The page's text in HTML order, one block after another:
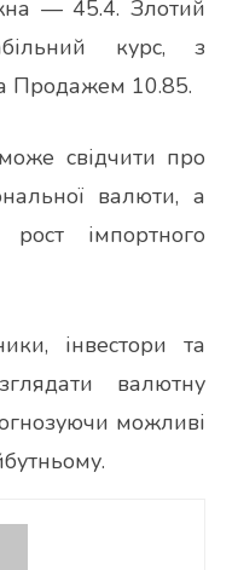
— 45.4. Злотий
курс, з
Продажем 10.85.
свідчити про
валюти, а
імпортного
інвестори та
валютну
можливі